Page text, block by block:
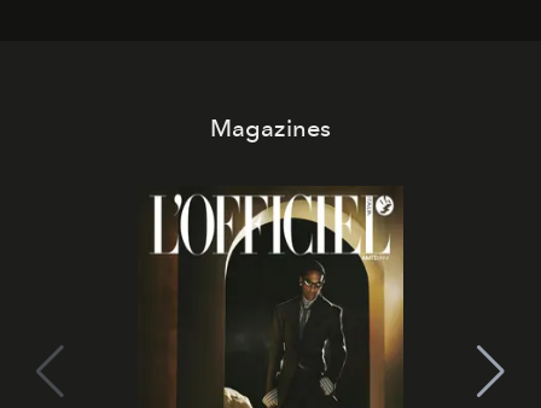
Magazines